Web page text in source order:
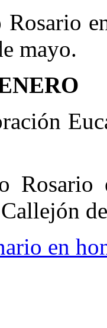
mayo.
Rosario
en